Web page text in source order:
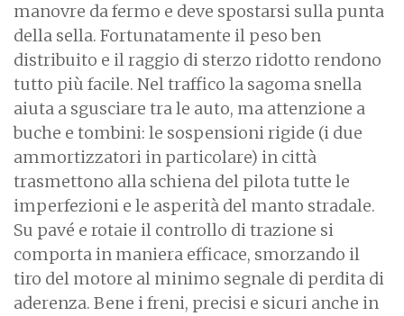
manovre da fermo e deve spostarsi sulla punta
della sella. Fortunatamente il peso ben
distribuito e il raggio di sterzo ridotto rendono
tutto più facile. Nel traffico la sagoma snella
aiuta a sgusciare tra le auto, ma attenzione a
buche e tombini: le sospensioni rigide (i due
ammortizzatori in particolare) in città
trasmettono alla schiena del pilota tutte le
imperfezioni e le asperità del manto stradale.
Su pavé e rotaie il controllo di trazione si
comporta in maniera efficace, smorzando il
tiro del motore al minimo segnale di perdita di
aderenza. Bene i freni, precisi e sicuri anche in